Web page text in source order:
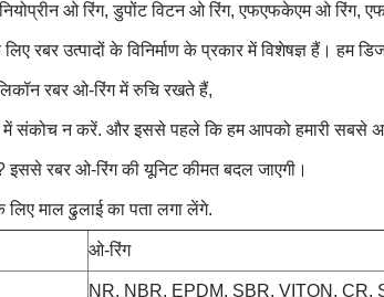
ओ रिंग, डुपोंट विटन ओ रिंग, एफएफकेएम ओ रिंग,
रबर उत्पादों के विनिर्माण के प्रकार में विशेषज्ञ हैं। हम
रबर ओ-रिंग में रुचि रखते हैं,
संकोच न करें. और इससे पहले कि हम आपको हमारी सबसे
इससे रबर ओ-रिंग की यूनिट कीमत बदल जाएगी।
माल ढुलाई का पता लगा लेंगे.
ओ-रिंग
NR, NBR, EPDM, SBR, VITON, CR,